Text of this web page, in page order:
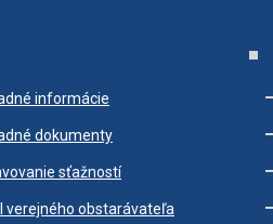
informácie
dokumenty
sťažností
verejného obstarávateľa